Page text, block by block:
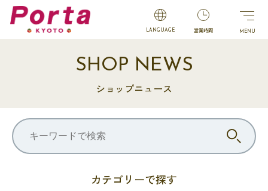
LANGUAGE 営業時間
SHOP NEWS
ショップニュース
カテゴリーで探す